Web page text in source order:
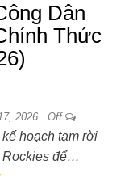
Dân
Thức
2026 Off
hoạch tạm rời
Rockies để…